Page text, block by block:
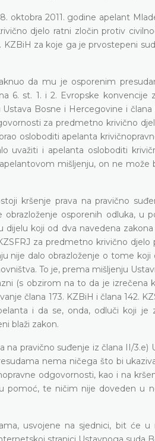
oktobra 2011. godine apelant
djelo ratni zločin protiv
za koje ga je prvostepeni
da mu je osporenim
6. st. 1. i 2. Evropske konvencije
Bosne i Hercegovine i
za predmetno krivično
osloboditi apelanta
uvažiti i apelanta osloboditi
mišljenju, on ne može
kršenje prava na pravično
osporenih odluka, u
dijelu koji od dva navedena
za predmetno krivično djelo
nije dalo obrazloženje o tome
To je, prema mišljenju
(s obzirom na to da je izrečena
člana 173. KZBiH i člana 142.
i da se, onda, odluči koji je
blaži zakon.
na pravično suđenje iz člana II/
nema ničega što bi
odgovornosti, kao i na
te ničim nije doveden u
usvojene na sjednici, bit će